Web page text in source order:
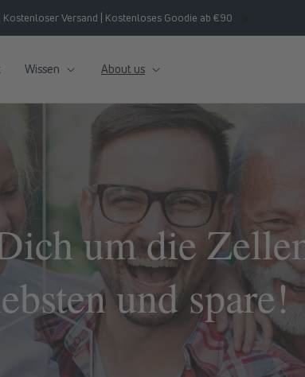
Kostenloser Versand | Kostenloses Goodie ab €90
Wissen About us
um die
und spare!